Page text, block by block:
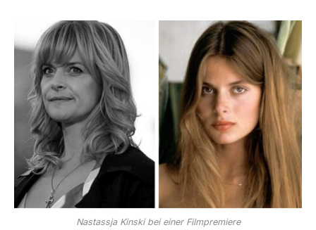
Nastassja Kinski bei einer Filmpremiere​